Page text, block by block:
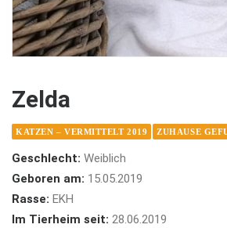
Zelda
KATZEN – VERMITTELT 2019 ZUHAUSE
Geschlecht: Weiblich
Geboren am: 15.05.2019
Rasse: EKH
Im Tierheim seit: 28.06.2019